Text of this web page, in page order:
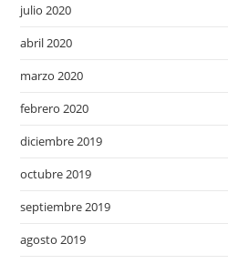
julio 2020
abril 2020
marzo 2020
febrero 2020
diciembre 2019
octubre 2019
septiembre 2019
agosto 2019